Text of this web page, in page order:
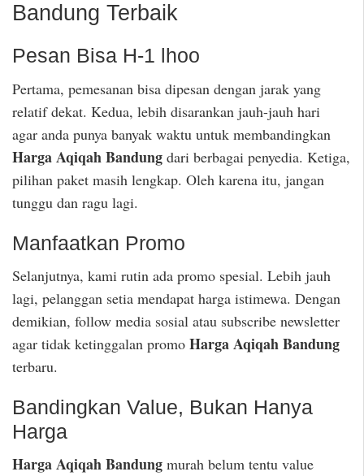
Bandung Terbaik
Pesan Bisa H-1 lhoo
Pertama, pemesanan bisa dipesan dengan jarak yang
relatif dekat. Kedua, lebih disarankan jauh-jauh hari
agar anda punya banyak waktu untuk membandingkan
Harga Aqiqah Bandung dari berbagai penyedia. Ketiga,
pilihan paket masih lengkap. Oleh karena itu, jangan
tunggu dan ragu lagi.
Manfaatkan Promo
Selanjutnya, kami rutin ada promo spesial. Lebih jauh
lagi, pelanggan setia mendapat harga istimewa. Dengan
demikian, follow media sosial atau subscribe newsletter
agar tidak ketinggalan promo Harga Aqiqah Bandung
terbaru.
Bandingkan Value, Bukan Hanya
Harga
Harga Aqiqah Bandung murah belum tentu value